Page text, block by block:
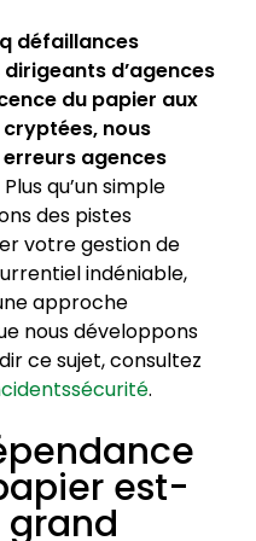
défaillances
d’agences
du papier aux
nous
agences
qu’un simple
des pistes
votre gestion de
indéniable,
approche
nous développons
ce sujet, consultez
.
est-
grand